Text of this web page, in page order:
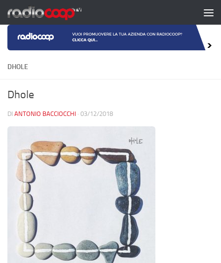
Salta al contenuto
DHOLE
Dhole
DI ANTONIO BACCIOCCHI · 03/12/2018